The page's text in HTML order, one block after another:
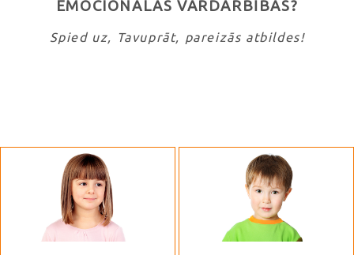
EMOCIONĀLĀS VARDARBĪBAS?
Spied uz, Tavuprāt, pareizās atbildes!